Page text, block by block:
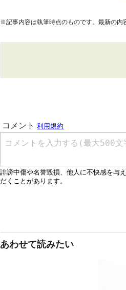
※記事内容は執筆時点のものです。最新の内
あわせて読みたい